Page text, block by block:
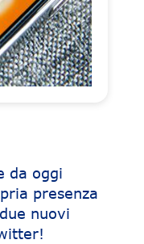
da oggi
presenza
nuovi